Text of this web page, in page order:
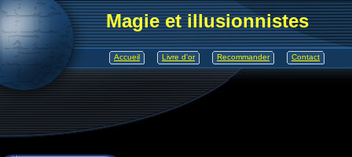
Magie et illusionnistes
Accueil Livre d'or Recommander Contact